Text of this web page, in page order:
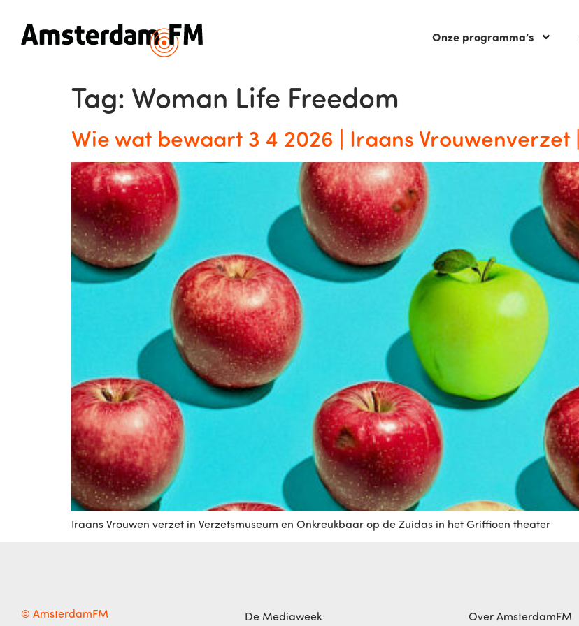
Onze programma’s
Tag: Woman Life Freedom
Wie wat bewaart 3 4 2026 | Iraans
Iraans Vrouwen verzet in Verzetsmuseum en Onkreukbaar op de Zuidas in het Griffioen theater
© AmsterdamFM De Mediaweek Over AmsterdamFM